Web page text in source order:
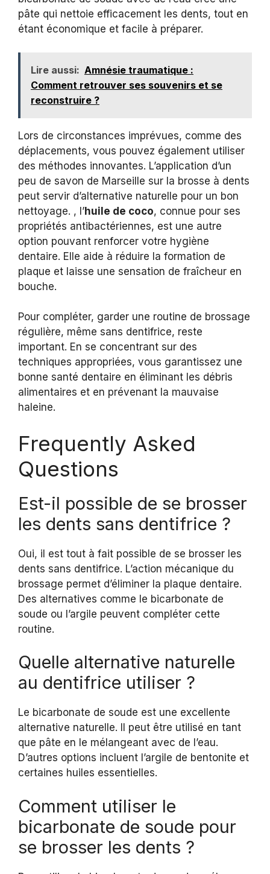
pâte qui nettoie efficacement les dents, tout en
étant économique et facile à préparer.
Lire aussi: Amnésie traumatique :
Comment retrouver ses souvenirs et se
reconstruire ?
Lors de circonstances imprévues, comme des
déplacements, vous pouvez également utiliser
des méthodes innovantes. L’application d’un
peu de savon de Marseille sur la brosse à dents
peut servir d’alternative naturelle pour un bon
nettoyage. , l’huile de coco, connue pour ses
propriétés antibactériennes, est une autre
option pouvant renforcer votre hygiène
dentaire. Elle aide à réduire la formation de
plaque et laisse une sensation de fraîcheur en
bouche.
Pour compléter, garder une routine de brossage
régulière, même sans dentifrice, reste
important. En se concentrant sur des
techniques appropriées, vous garantissez une
bonne santé dentaire en éliminant les débris
alimentaires et en prévenant la mauvaise
haleine.
Frequently Asked
Questions
Est-il possible de se brosser
les dents sans dentifrice ?
Oui, il est tout à fait possible de se brosser les
dents sans dentifrice. L’action mécanique du
brossage permet d’éliminer la plaque dentaire.
Des alternatives comme le bicarbonate de
soude ou l’argile peuvent compléter cette
routine.
Quelle alternative naturelle
au dentifrice utiliser ?
Le bicarbonate de soude est une excellente
alternative naturelle. Il peut être utilisé en tant
que pâte en le mélangeant avec de l’eau.
D’autres options incluent l’argile de bentonite et
certaines huiles essentielles.
Comment utiliser le
bicarbonate de soude pour
se brosser les dents ?